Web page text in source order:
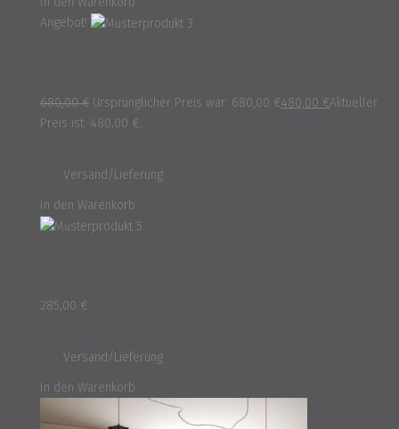
Angebot!
680,00€ Ursprünglicher Preis war: 680,00 €480,00 €Aktueller
Preis ist: 480,00 €.
Versand/Lieferung
In den Warenkorb
285,00 €
Versand/Lieferung
In den Warenkorb